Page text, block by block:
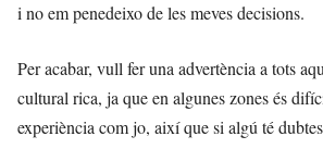
i no em penedeixo de les meves decisions.
Per acabar, vull fer una advertència a tots
cultural rica, ja que en algunes zones és
experiència com jo, així que si algú té